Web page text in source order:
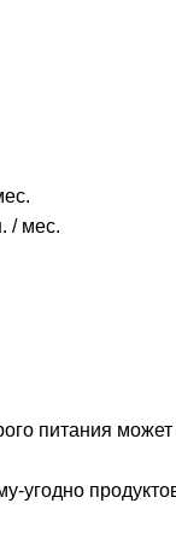
/ мес.
питания
угодно